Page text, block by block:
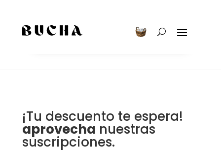
¡Tu descuento te espera!
aprovecha nuestras
suscripciones.